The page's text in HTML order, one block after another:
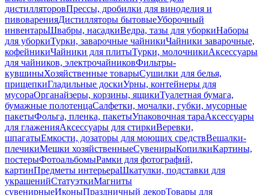
дистилляторовПрессы, дробилки для виноделия и
пивоваренияДистилляторы бытовыеУборочный
инвентарьШвабры, насадкиВедра, тазы для уборкиНаборы
для уборкиТурки, заварочные чайникиЧайники заварочные,
кофейникиЧайники для плитыТурки, молочникиАксессуары
для чайников, электрочайниковФильтры-
кувшиныХозяйственные товарыСушилки для белья,
прищепкиГладильные доскиУрны, контейнеры для
мусораОрганайзеры, корзины, ящикиТуалетная бумага,
бумажные полотенцаСалфетки, мочалки, губки, мусорные
пакетыФольга, пленка, пакетыУпаковочная тараАксессуары
для глаженияАксессуары для стиркиВеревки,
шпагатыЕмкости, дозаторы для моющих средствВешалки-
плечикиМешки хозяйственныеСувенирыКопилкиКартины,
постерыФотоальбомыРамки для фотографий,
картинПредметы интерьераШкатулки, подставки для
украшенийСтатуэткиМагниты
сувенирныеИконыПраздничный декорТовары для